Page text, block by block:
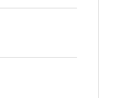
22-1 oyla